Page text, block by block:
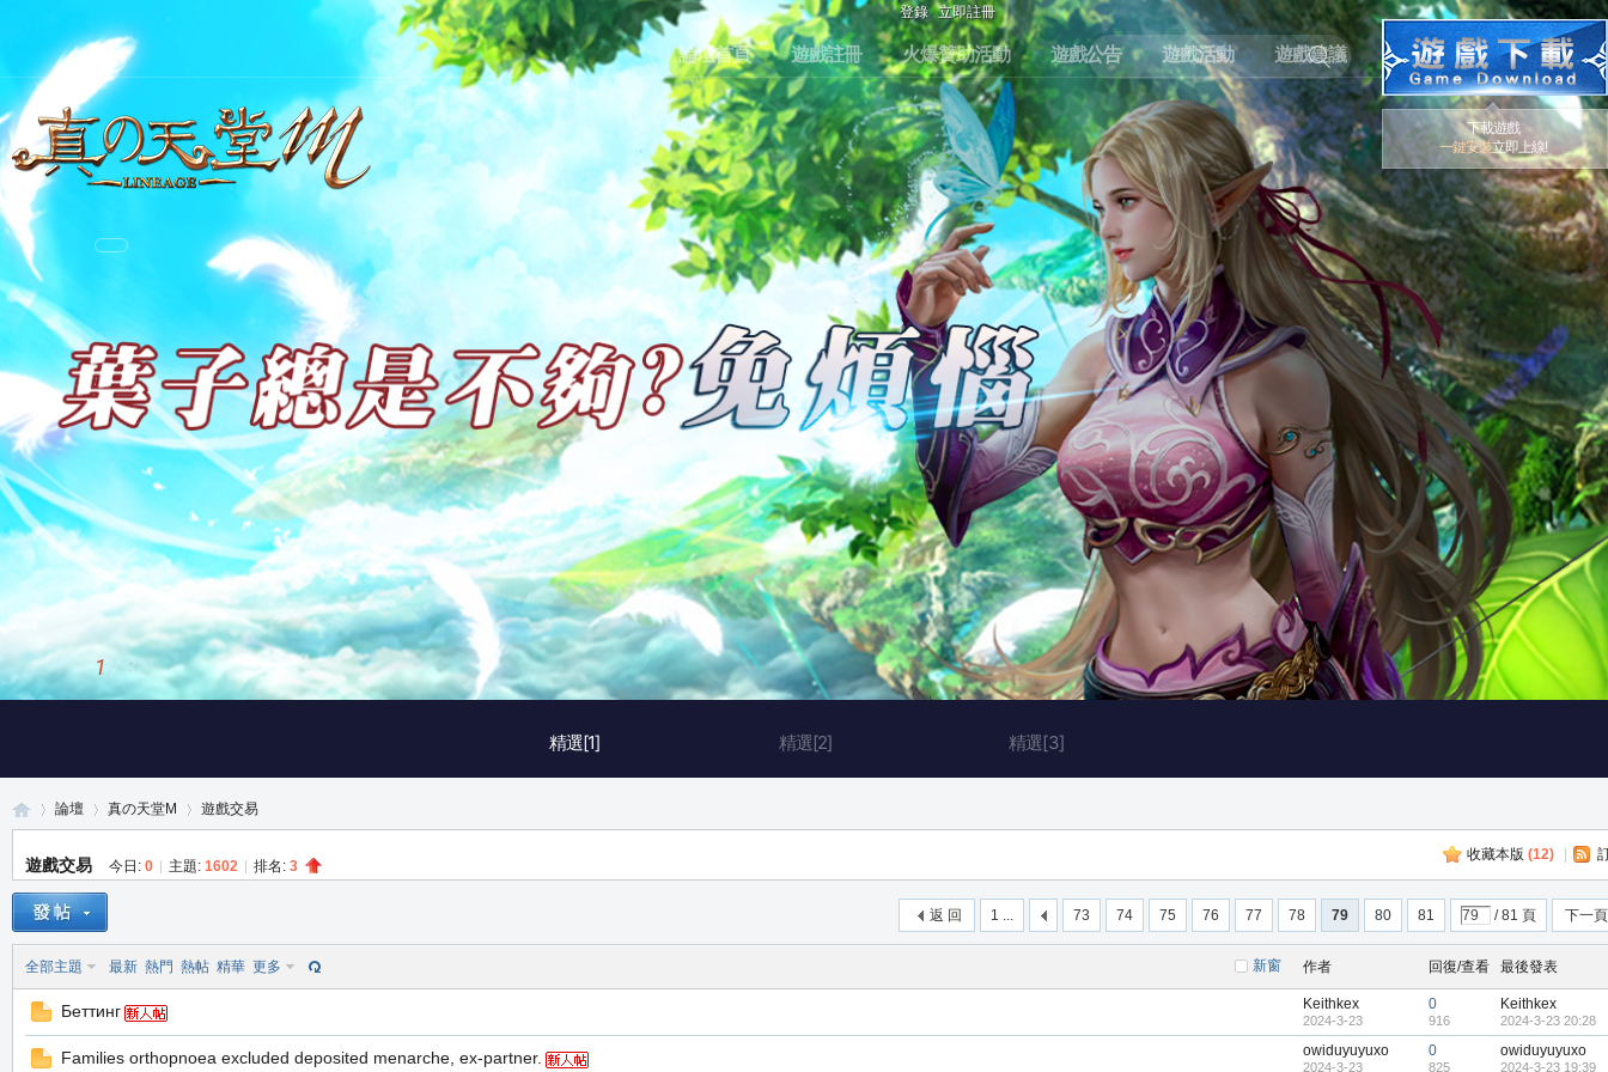
登錄 立即註冊
論壇首頁 遊戲註冊 火爆贊助活動 遊戲公告 遊戲活動 遊戲建議
下載遊戲
一鍵安裝立即上線!
精選[1] 精選[2] 精選[3]
1 / 3
»
論壇
›
真の天堂M 遊戲交易
收藏本版 (12)
遊戲交易 今日: 0 主題: 1602 排名: 3
1 ... 73 74 75 76 77 78 79 80 81 / 81 頁 下一頁
返 回
新窗
全部主題 最新 熱門 熱帖 精華 更多 作者 回復/查看 最後發表
Беттинг Keithkex
2024-3-23
0
916
Keithkex
2024-3-23 20:28
Families orthopnoea excluded deposited menarche, ex-partner. owiduyuyuxo
2024-3-23
0
825
owiduyuyuxo
2024-3-23 19:39